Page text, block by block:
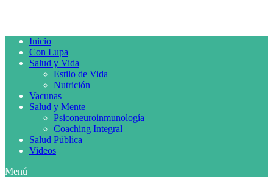
Inicio
Con Lupa
Salud y Vida
Estilo de Vida
Nutrición
Vacunas
Salud y Mente
Psiconeuroinmunología
Coaching Integral
Salud Pública
Videos
Menú